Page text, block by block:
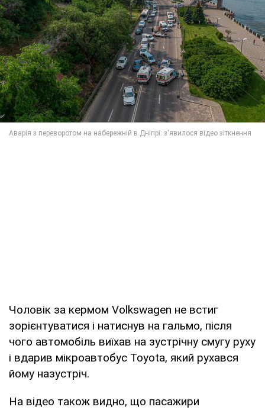
Чоловік за кермом Volkswagen не встиг
зорієнтуватися і натиснув на гальмо, після
чого автомобіль виїхав на зустрічну смугу руху
і вдарив мікроавтобус Toyota, який рухався
йому назустріч.
На відео також видно, що пасажири